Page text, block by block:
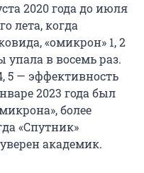
2020 года до июля
лета, когда
«омикрон» 1, 2
в восемь раз.
5 — эффективность
2023 года был
более
«Спутник»
академик.